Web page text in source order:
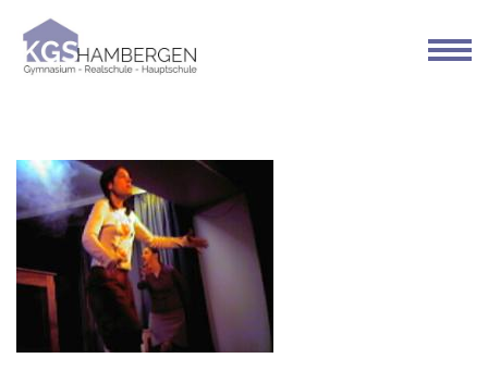
Inhalt
springen